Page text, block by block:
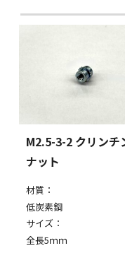
M2.5-3-2 クリンチ
ナット
材質：
低炭素鋼
サイズ：
全長5ｍｍ